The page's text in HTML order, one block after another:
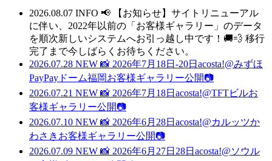
2026.08.07 INFO 📢 【お知らせ】サイトリニューアル
に伴い、2022年以前の「お客様ギャラリー」のデータ
を順次新しいシステムへお引っ越し中です！🚚💨 移行
完了まで今しばらくお待ちください。
2026.07.28 NEW 📸 2026年7月18日-20日acosta!@みずほ
PayPayドーム福岡お客様ギャラリー公開📷
2026.07.21 NEW 📸 2026年7月18日acosta!@TFTビルお
客様ギャラリー公開📷
2026.07.10 NEW 📸 2026年6月28日acosta!@カルッツか
わさきお客様ギャラリー公開📷
2026.07.09 NEW 📸 2026年6月27日28日acosta!@ソウル